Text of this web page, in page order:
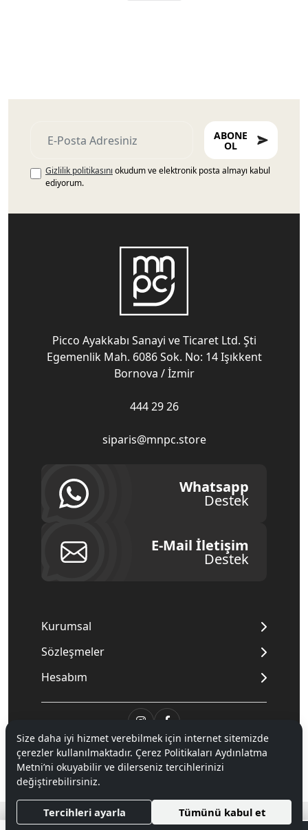
ABONE
OL
Gizlilik politikasını okudum ve elektronik posta almayı kabul
ediyorum.
Picco Ayakkabı Sanayi ve Ticaret Ltd. Şti
Egemenlik Mah. 6086 Sok. No: 14 Işıkkent
Bornova / İzmir
444 29 26
siparis@mnpc.store
Whatsapp
Destek
E-Mail İletişim
Destek
Kurumsal
Sözleşmeler
Hesabım
© 2020Mnpc. Tüm hakları saklıdır.
Hipotenüs Yeni Nesil E-Ticaret Sistemleri ile Hazırlanmıştır.
Size daha iyi hizmet verebilmek için internet sitemizde
çerezler kullanılmaktadır. Çerez Politikaları Aydınlatma
Metni’ni okuyabilir ve dilerseniz tercihlerinizi
değiştirebilirsiniz.
Tercihleri ayarla Tümünü kabul et